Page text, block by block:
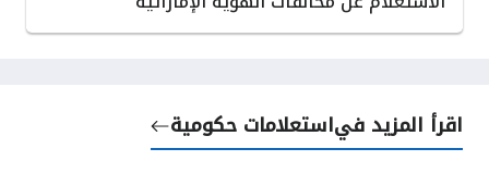
اقرأ المزيد فياستعلامات حكومية